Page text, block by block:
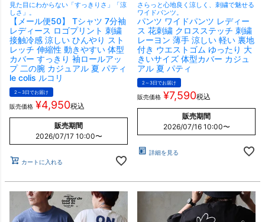
見た目にわからない「すっきりさ」「涼
しさ」。
【メール便50】 Tシャツ 7分袖
レディース ロゴプリント 刺繍
接触冷感 涼しい ひんやり スト
レッチ 伸縮性 動きやすい 体型
カバー すっきり 袖ロールアッ
プ 二の腕 カジュアル 夏 パティ
le colis ルコリ
2～3日でお届け
販売価格 ¥4,950税込
販売期間
2026/07/17 10:00〜
カートに入れる
さらっと心地良く涼しく、刺繍で魅せる
ワイドパンツ。
パンツ ワイドパンツ レディー
ス 花刺繍 クロスステッチ 刺繍
レーヨン 薄手 涼しい 軽い 裏地
付き ウエストゴム ゆったり 大
きいサイズ 体型カバー カジュ
アル 夏 パティ
2～3日でお届け
販売価格 ¥7,590税込
販売期間
2026/07/16 10:00〜
詳細を見る